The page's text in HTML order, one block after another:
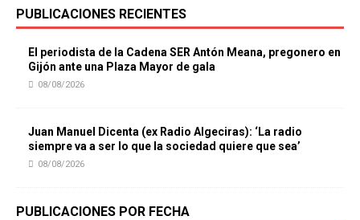
PUBLICACIONES RECIENTES
El periodista de la Cadena SER Antón Meana, pregonero en
Gijón ante una Plaza Mayor de gala
08/08/2026
Juan Manuel Dicenta (ex Radio Algeciras): ‘La radio
siempre va a ser lo que la sociedad quiere que sea’
08/08/2026
PUBLICACIONES POR FECHA